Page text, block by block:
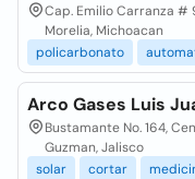
Cap. Emilio Carranza #
Morelia, Michoacan
policarbonato
Arco Gases Luis
Bustamante No. 164,
Guzman, Jalisco
solar
cortar